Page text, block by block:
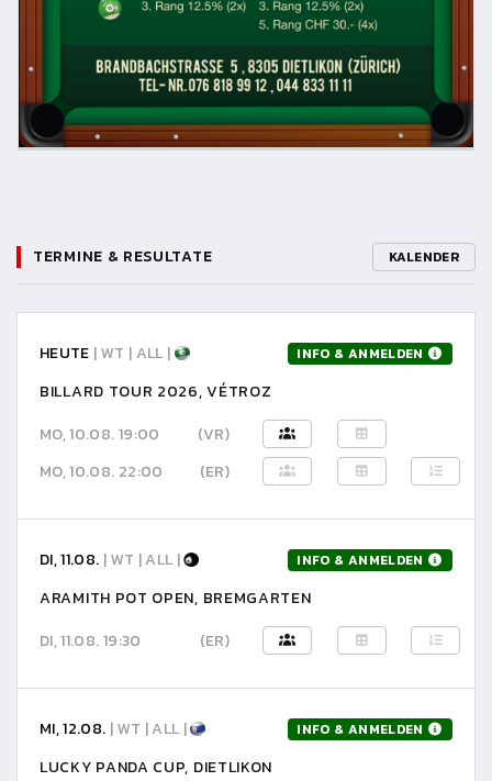
TERMINE & RESULTATE KALENDER
HEUTE | WT | ALL | INFO & ANMELDEN
BILLARD TOUR 2026, VÉTROZ
MO, 10.08. 19:00
(VR)
MO, 10.08. 22:00
(ER)
DI, 11.08. | WT | ALL | INFO & ANMELDEN
ARAMITH POT OPEN, BREMGARTEN
DI, 11.08. 19:30
(ER)
MI, 12.08. | WT | ALL | INFO & ANMELDEN
LUCKY PANDA CUP, DIETLIKON